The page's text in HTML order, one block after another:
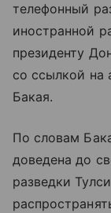
телефонный
иностранной
президенту
со ссылкой на
Бакая.
По словам
доведена до
разведки